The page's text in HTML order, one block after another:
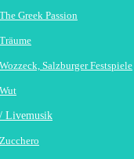
The Greek Passion
Träume
Wozzeck, Salzburger Festspiele
Wut
Livemusik
Zucchero